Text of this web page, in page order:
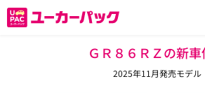
ＧＲ８６ＲＺの新
2025年11月発売モデル